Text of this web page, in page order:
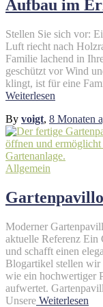
Aufbau im
Stellen Sie sich vor:
Luft riecht nach
Familie lachend in
geschützt vor Wind
klingt, ist für eine
Weiterlesen
By voigt, 8 Monaten
Allgemein
Moderner
aktuelle Referenz Ein
und schafft einen
Blogartikel stellen wir
wie ein hochwertiger
aufwertet.
Unsere Weiterlesen